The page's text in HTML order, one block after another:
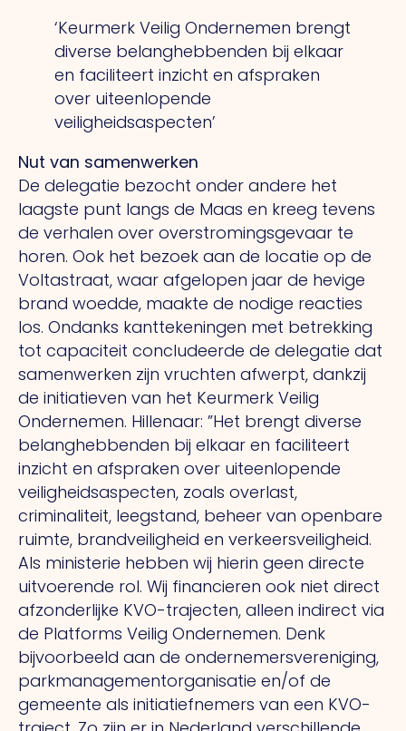
‘Keurmerk Veilig Ondernemen brengt
diverse belanghebbenden bij elkaar
en faciliteert inzicht en afspraken
over uiteenlopende
veiligheidsaspecten’
Nut van samenwerken
De delegatie bezocht onder andere het
laagste punt langs de Maas en kreeg tevens
de verhalen over overstromingsgevaar te
horen. Ook het bezoek aan de locatie op de
Voltastraat, waar afgelopen jaar de hevige
brand woedde, maakte de nodige reacties
los. Ondanks kanttekeningen met betrekking
tot capaciteit concludeerde de delegatie dat
samenwerken zijn vruchten afwerpt, dankzij
de initiatieven van het Keurmerk Veilig
Ondernemen. Hillenaar: ”Het brengt diverse
belanghebbenden bij elkaar en faciliteert
inzicht en afspraken over uiteenlopende
veiligheidsaspecten, zoals overlast,
criminaliteit, leegstand, beheer van openbare
ruimte, brandveiligheid en verkeersveiligheid.
Als ministerie hebben wij hierin geen directe
uitvoerende rol. Wij financieren ook niet direct
afzonderlijke KVO-trajecten, alleen indirect via
de Platforms Veilig Ondernemen. Denk
bijvoorbeeld aan de ondernemersvereniging,
parkmanagementorganisatie en/of de
gemeente als initiatiefnemers van een KVO-